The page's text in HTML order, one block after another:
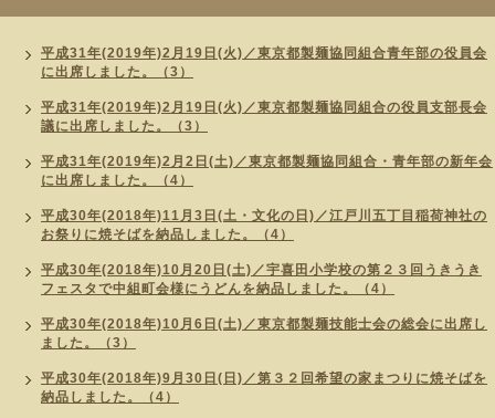
平成31年(2019年)2月19日(火)／東京都製麺協同組合青年部の役員会
に出席しました。（3）
平成31年(2019年)2月19日(火)／東京都製麺協同組合の役員支部長会
議に出席しました。（3）
平成31年(2019年)2月2日(土)／東京都製麺協同組合・青年部の新年会
に出席しました。（4）
平成30年(2018年)11月3日(土・文化の日)／江戸川五丁目稲荷神社の
お祭りに焼そばを納品しました。（4）
平成30年(2018年)10月20日(土)／宇喜田小学校の第２３回うきうき
フェスタで中組町会様にうどんを納品しました。（4）
平成30年(2018年)10月6日(土)／東京都製麺技能士会の総会に出席し
ました。（3）
平成30年(2018年)9月30日(日)／第３２回希望の家まつりに焼そばを
納品しました。（4）